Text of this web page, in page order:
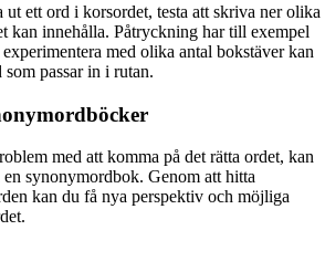
ett ord i korsordet, testa att skriva ner olika
kan innehålla. Påtryckning har till exempel
med olika antal bokstäver kan
passar in i rutan.
med att komma på det rätta ordet, kan
synonymordbok. Genom att hitta
kan du få nya perspektiv och möjliga